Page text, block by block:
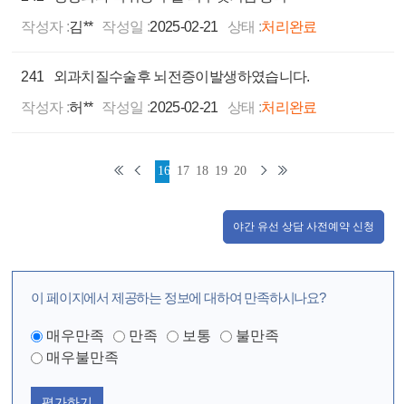
작성자 :김** 작성일 :2025-02-21 상태 :처리완료
241
외과치질수술후 뇌전증이발생하였습니다.
작성자 :허** 작성일 :2025-02-21 상태 :처리완료
16 17 18 19 20
야간 유선 상담 사전예약 신청
이 페이지에서 제공하는 정보에 대하여 만족하시나요?
매우만족 만족 보통
불만족
매우불만족